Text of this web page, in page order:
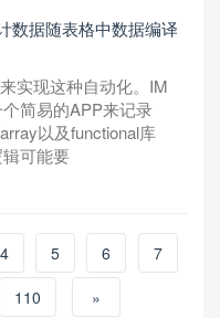
数据随表格中数据编译
实现这种自动化。IM
简易的APP来记录
以及functional库
可能要
4 5 6
7
110 »